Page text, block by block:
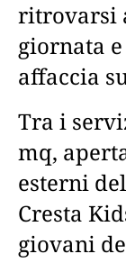
ritrovarsi
giornata
affaccia
Tra i
mq,
esterni
Cresta
giovani